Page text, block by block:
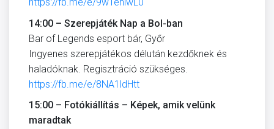
14:00 – Szerepjáték Nap a Bol-ban
Bar of Legends esport bár, Győr
Ingyenes szerepjátékos délután kezdőknek és
haladóknak. Regisztráció szükséges.
https://fb.me/e/8NA1ldHtt
15:00 – Fotókiállítás – Képek, amik velünk
maradtak